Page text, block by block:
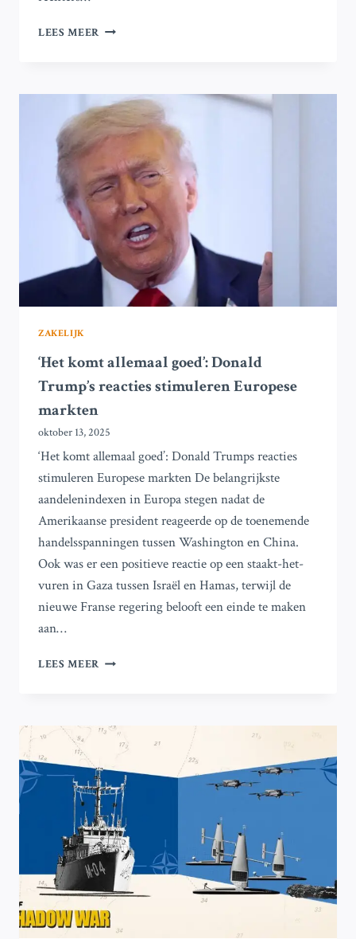
LEES MEER HOGE
PRESIDENT
TRUMP
AANSPOREN
NIEUWE
TARIEFSTRATEGIE
ZAKELIJK
‘Het komt allemaal goed’: Donald
Trump’s reacties stimuleren Europese
markten
oktober 13, 2025
‘Het komt allemaal goed’: Donald Trumps reacties
stimuleren Europese markten De belangrijkste
aandelenindexen in Europa stegen nadat de
Amerikaanse president reageerde op de toenemende
handelsspanningen tussen Washington en China.
Ook was er een positieve reactie op een staakt-het-
vuren in Gaza tussen Israël en Hamas, terwijl de
nieuwe Franse regering belooft een einde te maken
aan…
LEES MEER ‘HET
DONALD
TRUMP’S
STIMULEREN
EUROPESE
MARKTEN